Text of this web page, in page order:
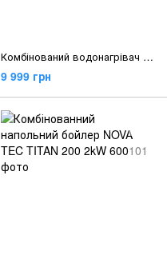
Комбінований водонагрівач Eldom Thermo 80 1x2 kw WV08046 TLG/TRG
9 999 грн